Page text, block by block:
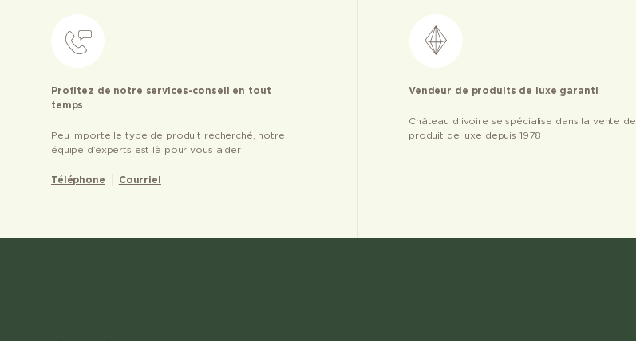
Profitez de notre services-conseil en tout
temps
Peu importe le type de produit recherché, notre
équipe d’experts est là pour vous aider
Téléphone Courriel
Vendeur de produits de luxe garanti
Château d’ivoire se spécialise dans la vente de
produit de luxe depuis 1978